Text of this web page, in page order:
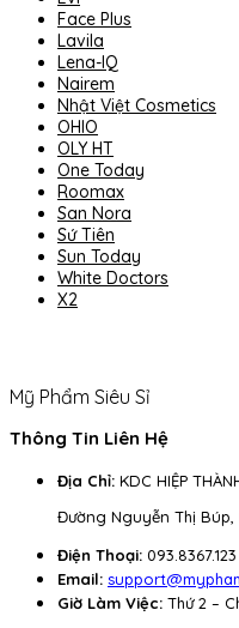
Face Plus
Lavila
Lena-IQ
Nairem
Nhật Việt Cosmetics
OHIO
OLY HT
One Today
Roomax
San Nora
Sứ Tiên
Sun Today
White Doctors
X2
Mỹ Phẩm Siêu Sỉ
Thông Tin Liên Hệ
Địa Chỉ: KDC HIỆP
Đường Nguyễn Thị Búp,
Điện Thoại:
Email:
Giờ Làm Việc: Thứ 2 –